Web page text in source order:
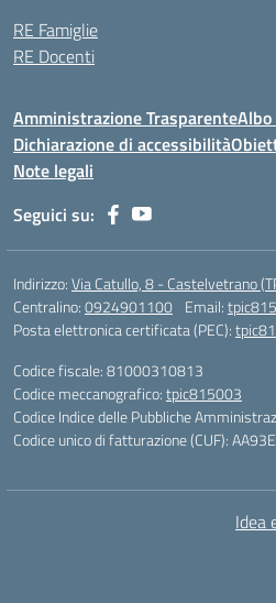
RE Famiglie
RE Docenti
Amministrazione Trasparente
Dichiarazione di accessibilità
Note legali
Seguici su:
Indirizzo:Via Catullo, 8 - Castelvetrano
Centralino:0924901100 Email:
Posta elettronica certificata (PEC):
Codice fiscale: 81000310813
Codice meccanografico:tpic815003
Codice Indice delle Pubbliche
Codice unico di fatturazione (CUF):
Idea